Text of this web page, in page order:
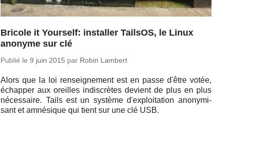
Bricole it Yourself: installer TailsOS, le Linux
anonyme sur clé
Publié le9 juin 2015 par Robin Lambert
Alors que la loi ren­sei­gne­ment est en passe d'être votée,
échap­per aux oreilles in­dis­crètes devient de plus en plus
né­ces­saire. Tails est un système d'ex­ploi­ta­tion ano­ny­mi­
sant et amné­sique qui tient sur une clé USB.